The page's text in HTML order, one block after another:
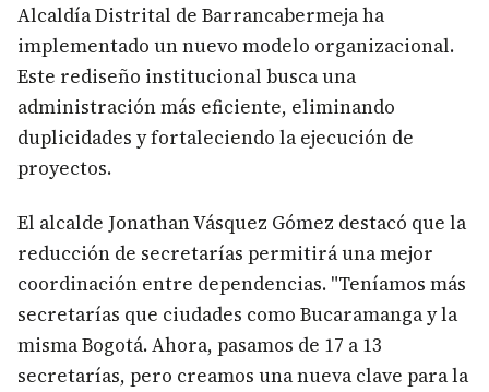
Alcaldía Distrital de Barrancabermeja ha
implementado un nuevo modelo organizacional.
Este rediseño institucional busca una
administración más eficiente, eliminando
duplicidades y fortaleciendo la ejecución de
proyectos.
El alcalde Jonathan Vásquez Gómez destacó que la
reducción de secretarías permitirá una mejor
coordinación entre dependencias. "Teníamos más
secretarías que ciudades como Bucaramanga y la
misma Bogotá. Ahora, pasamos de 17 a 13
secretarías, pero creamos una nueva clave para la